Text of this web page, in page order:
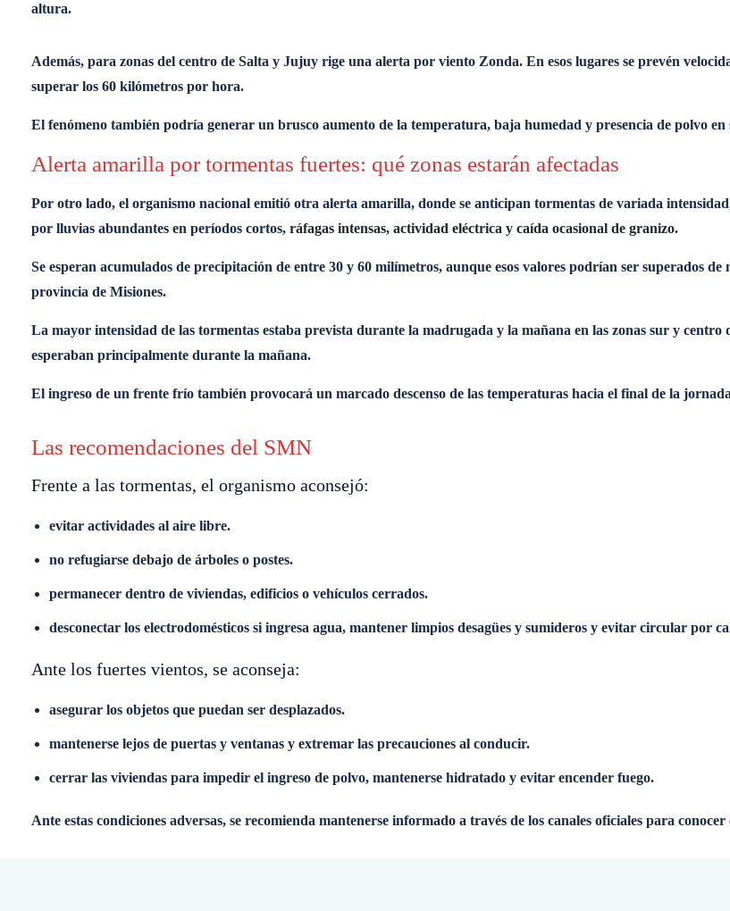
altura.
Además, para zonas del centro de Salta y Jujuy rige una alerta por viento Zonda. En esos lugares se prevén
superar los 60 kilómetros por hora.
El fenómeno también podría generar un brusco aumento de la temperatura, baja humedad y presencia de polvo en
Alerta amarilla por tormentas fuertes: qué zonas estarán afectadas
Por otro lado, el organismo nacional emitió otra alerta amarilla, donde se anticipan tormentas de variada
por lluvias abundantes en períodos cortos, ráfagas intensas, actividad eléctrica y caída ocasional de granizo.
Se esperan acumulados de precipitación de entre 30 y 60 milímetros, aunque esos valores podrían ser superados
provincia de Misiones.
La mayor intensidad de las tormentas estaba prevista durante la madrugada y la mañana en las zonas sur y
esperaban principalmente durante la mañana.
El ingreso de un frente frío también provocará un marcado descenso de las temperaturas hacia el final de la
Las recomendaciones del SMN
Frente a las tormentas, el organismo aconsejó:
evitar actividades al aire libre.
no refugiarse debajo de árboles o postes.
permanecer dentro de viviendas, edificios o vehículos cerrados.
desconectar los electrodomésticos si ingresa agua, mantener limpios desagües y sumideros y evitar circular por
Ante los fuertes vientos, se aconseja:
asegurar los objetos que puedan ser desplazados.
mantenerse lejos de puertas y ventanas y extremar las precauciones al conducir.
cerrar las viviendas para impedir el ingreso de polvo, mantenerse hidratado y evitar encender fuego.
Ante estas condiciones adversas, se recomienda mantenerse informado a través de los canales oficiales para